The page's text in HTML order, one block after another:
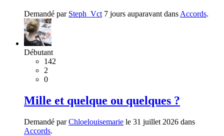
Demandé par Steph_Vct 7 jours auparavant dans Accords.
Débutant
142
2
0
Mille et quelque ou quelques ?
Demandé parChloelouisemarie le 31 juillet 2026 dans
Accords.